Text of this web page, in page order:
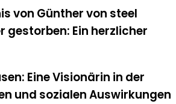
von Günther von steel
gestorben: Ein herzlicher
Eine Visionärin in der
und sozialen Auswirkungen